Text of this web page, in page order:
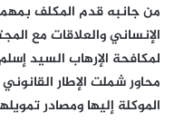
من جانبه قدم المكلف
الإنساني والعلاقات مع
لمكافحة الإرهاب السيد
محاور شملت الإطار
الموكلة إليها ومصادر